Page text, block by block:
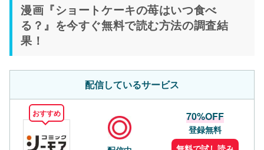
漫画『ショートケーキの苺はいつ食べ
る？』を今すぐ無料で読む方法の調査結
果！
配信しているサービス
おすすめ 70%OFF
登録無料